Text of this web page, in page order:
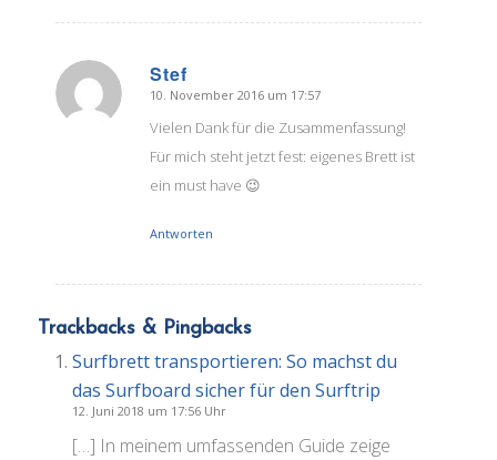
Stef
sagte:
10. November 2016 um 17:57
Vielen Dank für die Zusammenfassung!
Für mich steht jetzt fest: eigenes Brett ist
ein must have 😉
Antworten
Trackbacks & Pingbacks
Surfbrett transportieren: So machst du
das Surfboard sicher für den Surftrip
12. Juni 2018 um 17:56 Uhr
[…] In meinem umfassenden Guide zeige